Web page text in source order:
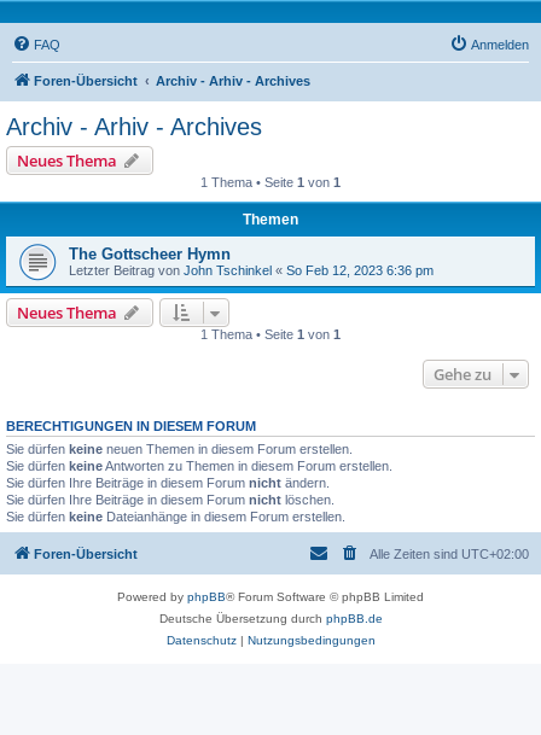
FAQ Anmelden
Foren-Übersicht Archiv - Arhiv - Archives
Archiv - Arhiv - Archives
Neues Thema
1 Thema • Seite 1 von 1
Themen
The Gottscheer Hymn
Letzter Beitrag von John Tschinkel « So Feb 12, 2023 6:36 pm
Neues Thema
1 Thema • Seite 1 von 1
Gehe zu
BERECHTIGUNGEN IN DIESEM FORUM
Sie dürfen keine neuen Themen in diesem Forum erstellen.
Sie dürfen keineAntworten zu Themen in diesem Forum erstellen.
Sie dürfen Ihre Beiträge in diesem Forum nicht ändern.
Sie dürfen Ihre Beiträge in diesem Forum nicht löschen.
Sie dürfen keine Dateianhänge in diesem Forum erstellen.
Foren-Übersicht Alle Zeiten sind UTC+02:00
Powered by phpBB® Forum Software © phpBB Limited
Deutsche Übersetzung durch phpBB.de
Datenschutz| Nutzungsbedingungen